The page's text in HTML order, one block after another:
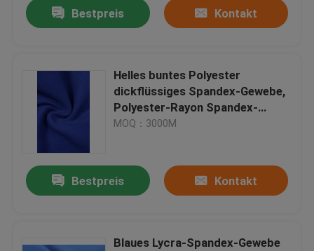
Bestpreis Kontakt
Helles buntes Polyester
dickflüssiges Spandex-Gewebe,
Polyester-Rayon Spandex-
Mischungs-Gewebe
MOQ：3000M
Bestpreis Kontakt
Blaues Lycra-Spandex-Gewebe